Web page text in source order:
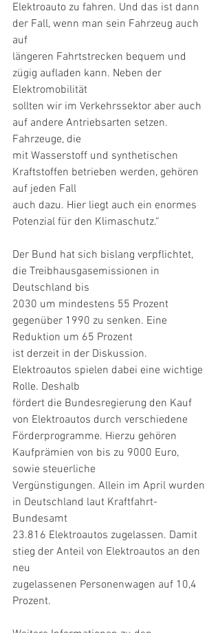
Elektroauto zu fahren. Und das ist dann
der Fall, wenn man sein Fahrzeug auch
auf
längeren Fahrtstrecken bequem und
zügig aufladen kann. Neben der
Elektromobilität
sollten wir im Verkehrssektor aber auch
auf andere Antriebsarten setzen.
Fahrzeuge, die
mit Wasserstoff und synthetischen
Kraftstoffen betrieben werden, gehören
auf jeden Fall
auch dazu. Hier liegt auch ein enormes
Potenzial für den Klimaschutz.“
Der Bund hat sich bislang verpflichtet,
die Treibhausgasemissionen in
Deutschland bis
2030 um mindestens 55 Prozent
gegenüber 1990 zu senken. Eine
Reduktion um 65 Prozent
ist derzeit in der Diskussion.
Elektroautos spielen dabei eine wichtige
Rolle. Deshalb
fördert die Bundesregierung den Kauf
von Elektroautos durch verschiedene
Förderprogramme. Hierzu gehören
Kaufprämien von bis zu 9000 Euro,
sowie steuerliche
Vergünstigungen. Allein im April wurden
in Deutschland laut Kraftfahrt-
Bundesamt
23.816 Elektroautos zugelassen. Damit
stieg der Anteil von Elektroautos an den
neu
zugelassenen Personenwagen auf 10,4
Prozent.